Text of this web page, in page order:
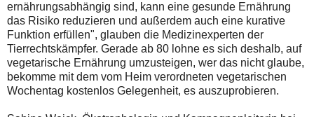
ernährungsabhängig sind, kann eine gesunde Ernährung
das Risiko reduzieren und außerdem auch eine kurative
Funktion erfüllen", glauben die Medizinexperten der
Tierrechtskämpfer. Gerade ab 80 lohne es sich deshalb, auf
vegetarische Ernährung umzusteigen, wer das nicht glaube,
bekomme mit dem vom Heim verordneten vegetarischen
Wochentag kostenlos Gelegenheit, es auszuprobieren.